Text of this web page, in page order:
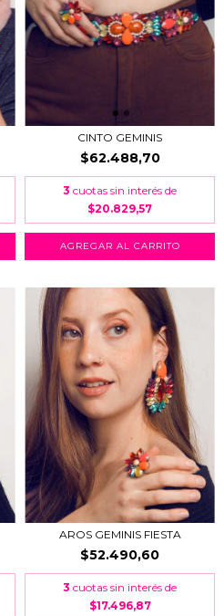
CINTO GEMINIS
$62.488,70
3 cuotas sin interés de
$20.829,57
AROS GEMINIS FIESTA
$52.490,60
3 cuotas sin interés de
$17.496,87